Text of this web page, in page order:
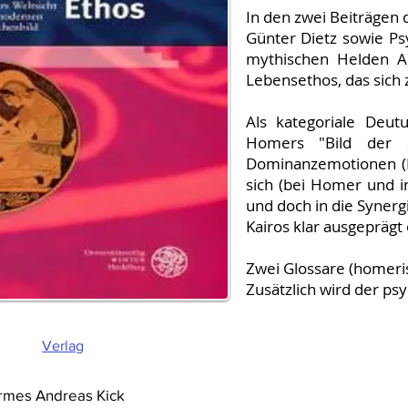
In den zwei
Günter Dietz sowie
mythischen Helden
Lebensethos, das
Als kategoriale
Homers "Bild der
Dominanzemotionen
sich (bei Homer und
und doch in die
Kairos klar
Zwei Glossare
Zusätzlich wird der
Verlag
Andreas Kick